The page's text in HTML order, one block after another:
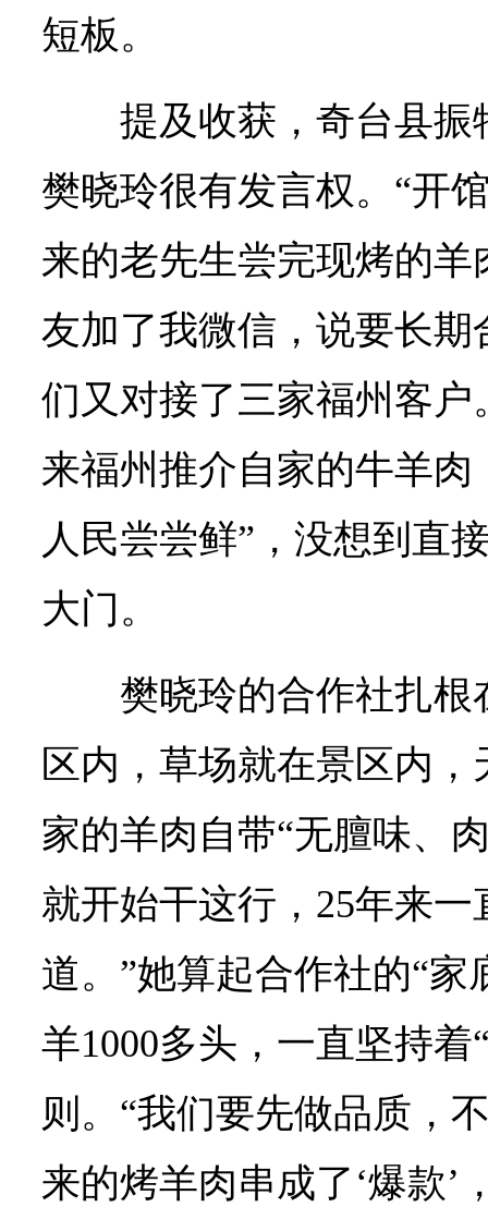
短板。
提及收获，奇台县
樊晓玲很有发言权。“开
来的老先生尝完现烤的
友加了我微信，说要长
们又对接了三家福州客户
来福州推介自家的牛羊肉
人民尝尝鲜”，没想到直
大门。
樊晓玲的合作社扎
区内，草场就在景区内
家的羊肉自带“无膻味、
就开始干这行，25年来
道。”她算起合作社的“家
羊1000多头，一直坚持着
则。“我们要先做品质，
来的烤羊肉串成了‘爆款’